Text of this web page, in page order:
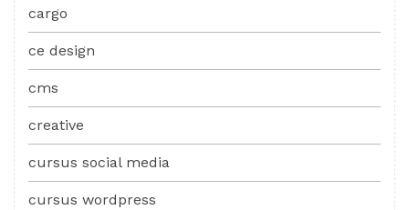
cargo
ce design
cms
creative
cursus social media
cursus wordpress